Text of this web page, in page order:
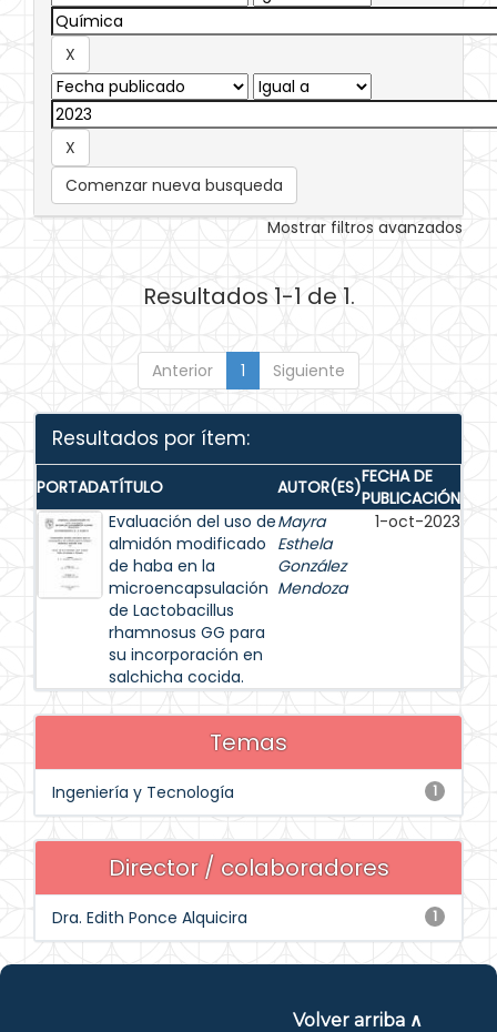
Comenzar nueva busqueda
Mostrar filtros avanzados
Resultados 1-1 de 1.
Anterior 1 Siguiente
Resultados por ítem:
PORTADATÍTULO AUTOR(ES)FECHA DE
PUBLICACIÓN
Evaluación del uso de
almidón modificado
de haba en la
microencapsulación
de Lactobacillus
rhamnosus GG para
su incorporación en
salchicha cocida.
Mayra
Esthela
González
Mendoza
1-oct-2023
Temas
1
Ingeniería y Tecnología
Director / colaboradores
1
Dra. Edith Ponce Alquicira
Volver arriba ∧